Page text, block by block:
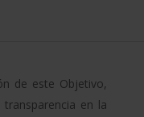
de este Objetivo,
en la